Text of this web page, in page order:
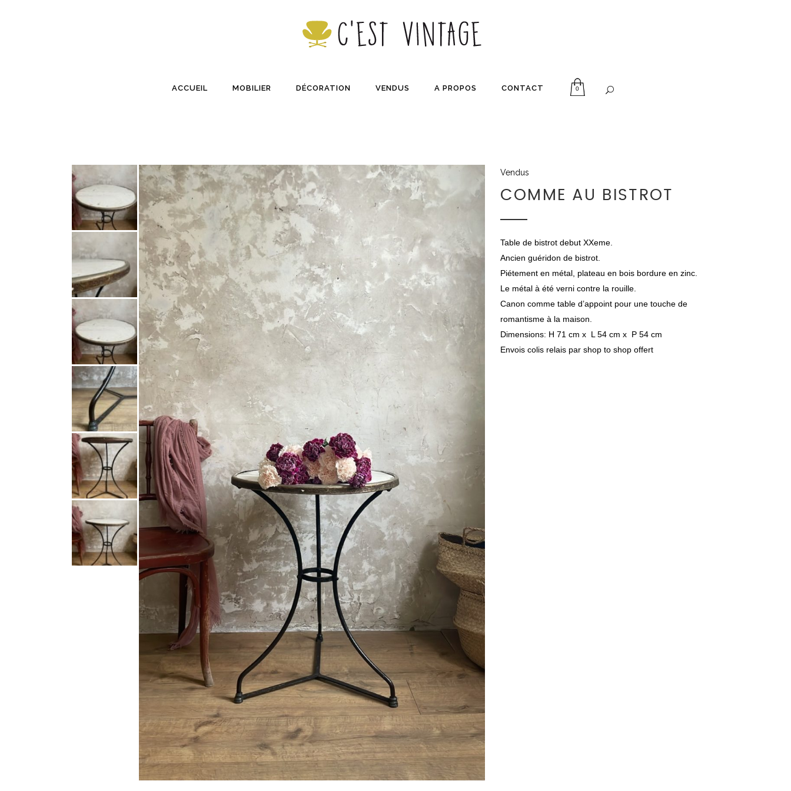
ACCUEIL MOBILIER DÉCORATION VENDUS A PROPOS CONTACT 0
Vendus
COMME AU BISTROT
Table de bistrot debut XXeme.
Ancien guéridon de bistrot.
Piétement en métal, plateau en bois bordure en zinc.
Le métal à été verni contre la rouille.
Canon comme table d’appoint pour une touche de
romantisme à la maison.
Dimensions: H 71 cm x L 54 cm x P 54 cm
Envois colis relais par shop to shop offert